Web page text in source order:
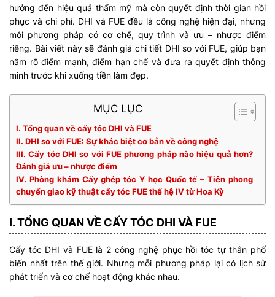
hưởng đến hiệu quả thẩm mỹ mà còn quyết định thời gian hồi
phục và chi phí. DHI và FUE đều là công nghệ hiện đại, nhưng
mỗi phương pháp có cơ chế, quy trình và ưu – nhược điểm
riêng. Bài viết này sẽ đánh giá chi tiết DHI so với FUE, giúp bạn
nắm rõ điểm mạnh, điểm hạn chế và đưa ra quyết định thông
minh trước khi xuống tiền làm đẹp.
MỤC LỤC
I. Tổng quan về cấy tóc DHI và FUE
II. DHI so với FUE: Sự khác biệt cơ bản về công nghệ
III. Cấy tóc DHI so với FUE phương pháp nào hiệu quả hơn?
Đánh giá ưu – nhược điểm
IV. Phòng khám Cấy ghép tóc Y học Quốc tế – Tiên phong
chuyển giao kỹ thuật cấy tóc FUE thế hệ IV từ Hoa Kỳ
I. TỔNG QUAN VỀ CẤY TÓC DHI VÀ FUE
Cấy tóc DHI và FUE là 2 công nghệ phục hồi tóc tự thân phổ
biến nhất trên thế giới. Nhưng mỗi phương pháp lại có lịch sử
phát triển và cơ chế hoạt động khác nhau.